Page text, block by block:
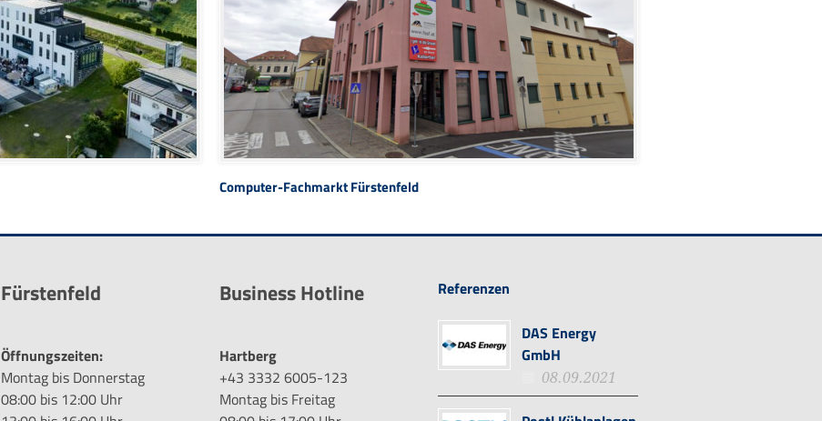
Computer-Fachmarkt Fürstenfeld
Fürstenfeld
Öffnungszeiten:
Montag bis Donnerstag
08:00 bis 12:00 Uhr
Business Hotline
Hartberg
+43 3332 6005-123
Montag bis Freitag
Referenzen
DAS Energy
GmbH
08.09.2021